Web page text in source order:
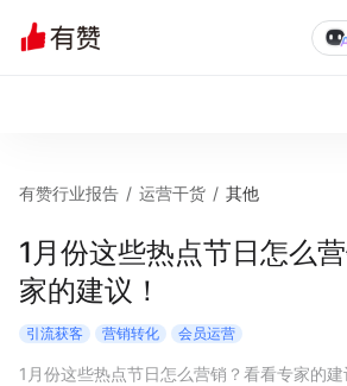
有赞说增长
私域日历 增长方法
有赞说案例拆解
有赞成功案例
有赞行业报告 / 运营干货 / 其他
1月份这些热点节日怎么
家的建议！
引流获客 营销转化 会员运营
1月份这些热点节日怎么营销？看看专家的